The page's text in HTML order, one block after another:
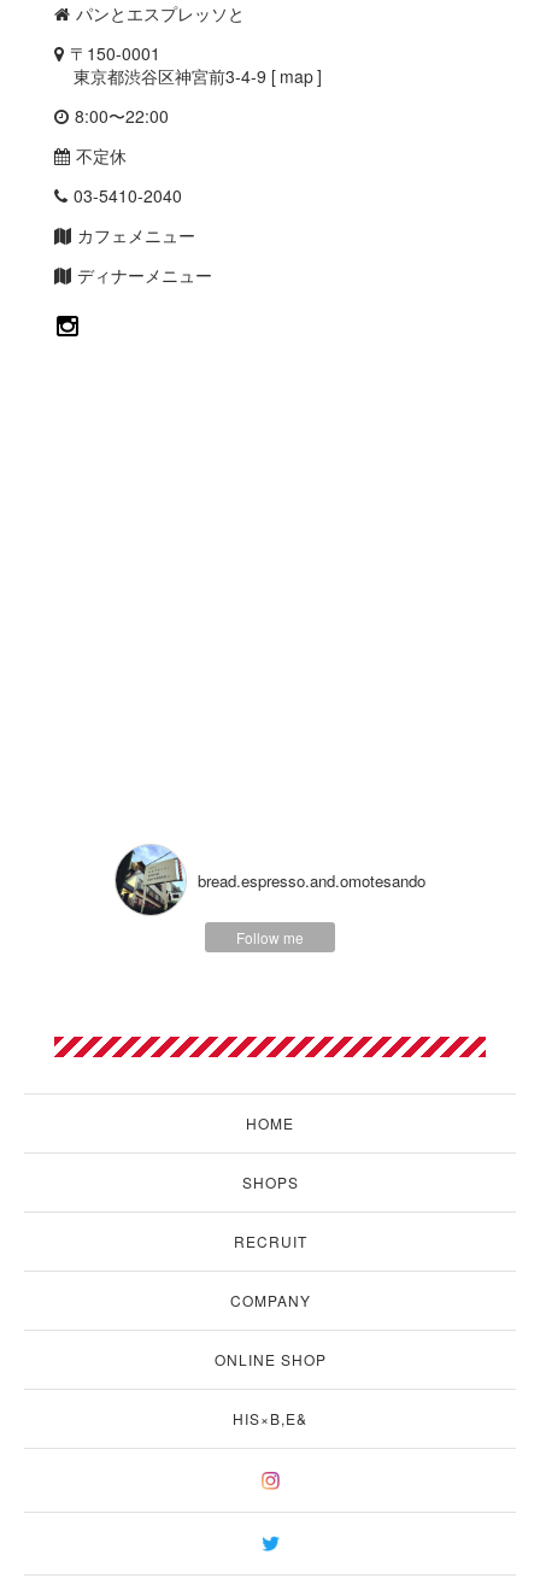
パンとエスプレッソと
〒150-0001
東京都渋谷区神宮前3-4-9 [map]
8:00〜22:00
不定休
03-5410-2040
カフェメニュー
ディナーメニュー
bread.espresso.and.omotesando
Follow me
HOME
SHOPS
RECRUIT
COMPANY
ONLINE SHOP
HIS×B,E&